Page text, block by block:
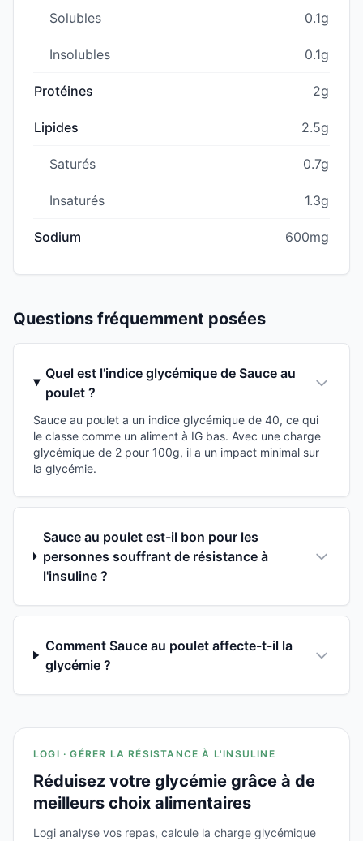
Solubles 0.1g
Insolubles 0.1g
Protéines 2g
Lipides 2.5g
Saturés 0.7g
Insaturés 1.3g
Sodium 600mg
Questions fréquemment posées
Quel est l'indice glycémique de Sauce au
poulet ?
Sauce au poulet a un indice glycémique de 40, ce qui
le classe comme un aliment à IG bas. Avec une charge
glycémique de 2 pour 100g, il a un impact minimal sur
la glycémie.
Sauce au poulet est-il bon pour les
personnes souffrant de résistance à
l'insuline ?
Comment Sauce au poulet affecte-t-il la
glycémie ?
LOGI · GÉRER LA RÉSISTANCE À L'INSULINE
Réduisez votre glycémie grâce à de
meilleurs choix alimentaires
Logi analyse vos repas, calcule la charge glycémique